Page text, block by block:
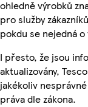
ohledně výrobků
pro služby
pokdu se nejedná
I přesto, že jsou
aktualizovány,
jakékoliv
práva dle zákona.